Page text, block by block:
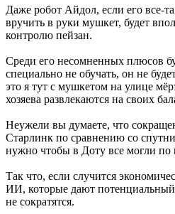
Даже робот Айдол, если его все-
вручить в руки мушкет, будет
контролю пейзан.
Среди его несомненных плюсов
специально не обучать, он не
это я тут с мушкетом на улице
хозяева развлекаются на своих
Неужели вы думаете, что
Старлинк по сравнению со
нужно чтобы в Доту все могли по
Так что, если случится
ИИ, которые дают
не сократятся.